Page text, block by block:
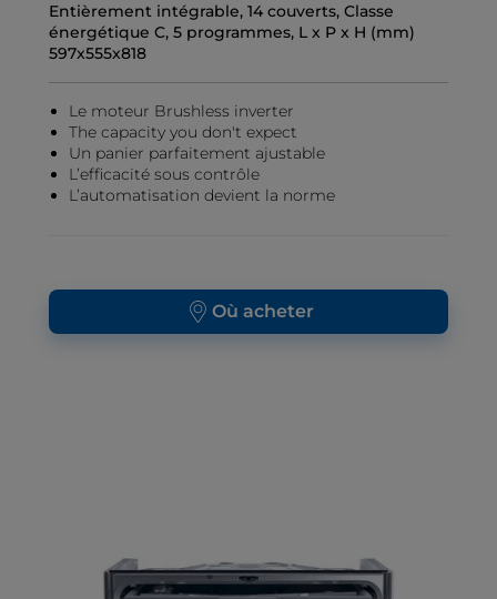
Entièrement intégrable, 14 couverts, Classe
énergétique C, 5 programmes, L x P x H (mm)
597x555x818
Le moteur Brushless inverter
The capacity you don't expect
Un panier parfaitement ajustable
L’efficacité sous contrôle
L’automatisation devient la norme
Où acheter